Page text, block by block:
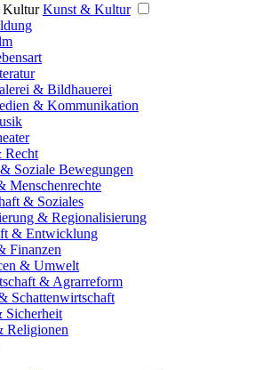
Kultur Kunst & Kultur
& Bildhauerei
& Kommunikation
Recht
Soziale Bewegungen
Menschenrechte
& Soziales
& Regionalisierung
& Entwicklung
Finanzen
& Umwelt
& Agrarreform
Schattenwirtschaft
Religionen